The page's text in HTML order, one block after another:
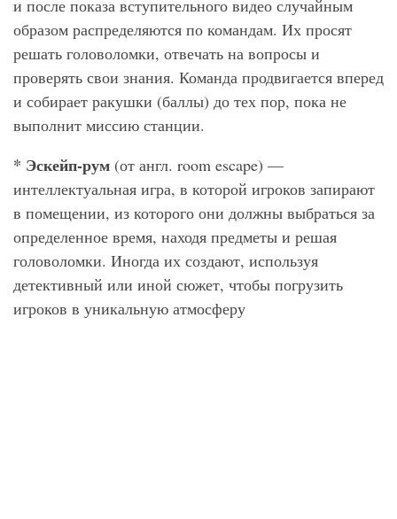
и после показа вступительного видео случайным
образом распределяются по командам. Их просят
решать головоломки, отвечать на вопросы и
проверять свои знания. Команда продвигается вперед
и собирает ракушки (баллы) до тех пор, пока не
выполнит миссию станции.
* Эскейп-рум (от англ. room escape) —
интеллектуальная игра, в которой игроков запирают
в помещении, из которого они должны выбраться за
определенное время, находя предметы и решая
головоломки. Иногда их создают, используя
детективный или иной сюжет, чтобы погрузить
игроков в уникальную атмосферу